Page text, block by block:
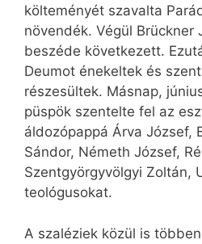
költeményét szavalta
növendék. Végül Brückner
beszéde következett.
Deumot énekeltek és
részesültek. Másnap,
püspök szentelte fel az
áldozópappá Árva József,
Sándor, Németh József,
Szentgyörgyvölgyi Zoltán,
teológusokat.
A szaléziek közül is